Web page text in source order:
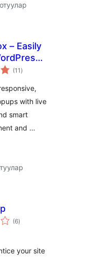
– Easily
(11 total
ratings
)
with live
smart
and …
(6total
ratings
)
your site